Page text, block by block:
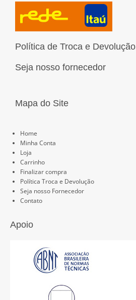
a
m
o
Política de Troca e Devolução
Seja nosso fornecedor
Mapa do Site
Home
Minha Conta
Loja
Carrinho
Finalizar compra
Política Troca e Devolução
Seja nosso Fornecedor
Contato
Apoio